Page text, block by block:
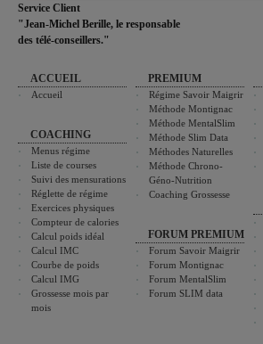
Service Client
"Jean-Michel Berille, le responsable
des télé-conseillers."
ACCUEIL
Accueil
COACHING
Menus régime
Liste de courses
Suivi des mensurations
Réglette de régime
Exercices physiques
Compteur de calories
Calcul poids idéal
Calcul IMC
Courbe de poids
Calcul IMG
Grossesse mois par
mois
PREMIUM
Régime Savoir Maigrir
Méthode Montignac
Méthode MentalSlim
Méthode Slim Data
Méthodes Naturelles
Méthode Chrono-
Géno-Nutrition
Coaching Grossesse
FORUM PREMIUM
Forum Savoir Maigrir
Forum Montignac
Forum MentalSlim
Forum SLIM data